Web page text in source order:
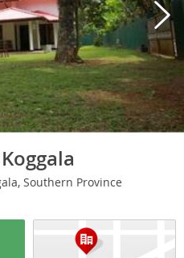
Southern Province